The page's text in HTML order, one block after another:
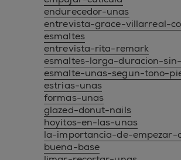
endurecedor-unas
entrevista-grace-villarreal-
esmaltes
entrevista-rita-remark
esmaltes-larga-duracion-
esmalte-unas-segun-tono-
estrias-unas
formas-unas
glazed-donut-nails
hoyitos-en-las-unas
la-importancia-de-empezar-
buena-base